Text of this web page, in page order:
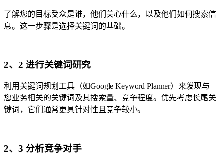
了解您的目标受众是谁，他们关心什么，以及他们如何搜索信
息。这一步骤是选择关键词的基础。
2、2 进行关键词研究
利用关键词规划工具（如Google Keyword Planner）来发现与
您业务相关的关键词及其搜索量、竞争程度。优先考虑长尾关
键词，它们通常更具针对性且竞争较小。
2、3 分析竞争对手